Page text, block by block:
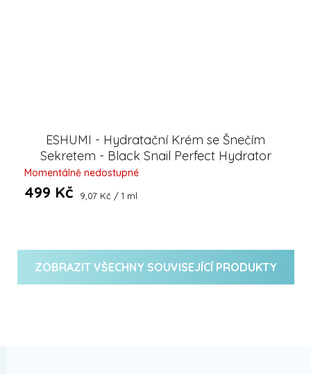
ESHUMI - Hydratační Krém se Šnečím
Sekretem - Black Snail Perfect Hydrator
Cream 55 ml
Momentálně nedostupné
499 Kč
Měrná
9,07 Kč / 1 ml
ZOBRAZIT VŠECHNY SOUVISEJÍCÍ PRODUKTY